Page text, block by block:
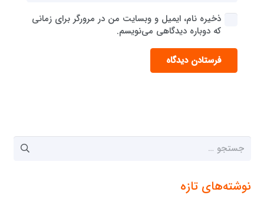
ذخیره نام، ایمیل و وبسایت من در مرورگر برای زمانی
که دوباره دیدگاهی می‌نویسم.
فرستادن دیدگاه
جستجو
نوشته‌های تازه